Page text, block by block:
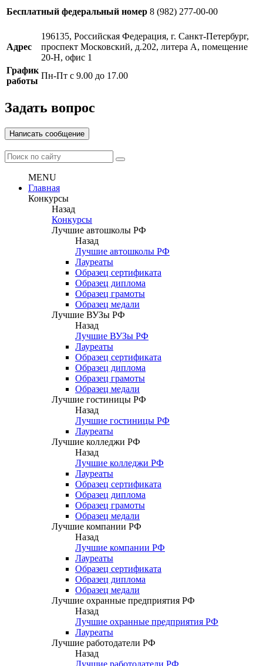
Бесплатный федеральный номер 8 (982) 277-00-00
Адрес
196135, Российская Федерация, г. Санкт-Петербург,
проспект Московский, д.202, литера А, помещение
20-Н, офис 1
График
работы
Пн-Пт с 9.00 до 17.00
Задать вопрос
Написать сообщение
MENU
Главная
Конкурсы
Назад
Конкурсы
Лучшие автошколы РФ
Назад
Лучшие автошколы РФ
Лауреаты
Образец сертификата
Образец диплома
Образец грамоты
Образец медали
Лучшие ВУЗы РФ
Назад
Лучшие ВУЗы РФ
Лауреаты
Образец сертификата
Образец диплома
Образец грамоты
Образец медали
Лучшие гостиницы РФ
Назад
Лучшие гостиницы РФ
Лауреаты
Лучшие колледжи РФ
Назад
Лучшие колледжи РФ
Лауреаты
Образец сертификата
Образец диплома
Образец грамоты
Образец медали
Лучшие компании РФ
Назад
Лучшие компании РФ
Лауреаты
Образец сертификата
Образец диплома
Образец медали
Лучшие охранные предприятия РФ
Назад
Лучшие охранные предприятия РФ
Лауреаты
Лучшие работодатели РФ
Назад
Лучшие работодатели РФ